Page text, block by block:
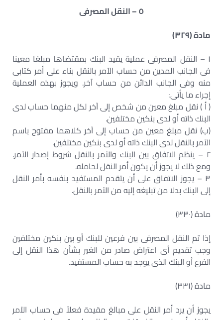
٥ – النقل المصرفى
مادة (٣٢٩)
١ – النقل المصرفى عملية يقيد البنك بمقتضاها مبلغا معينا
فى الجانب المدين من حساب الآمر بالنقل بناء على أمر كتابى
منه وفى الجانب الدائن من حساب آخر. ويجوز بهذه العملية
إجراء ما يأتى:
( أ ) نقل مبلغ معين من شخص إلى آخر لكل منهما حساب لدى
البنك ذاته أو لدى بنكين مختلفين.
(ب) نقل مبلغ معين من حساب إلى آخر كلاهما مفتوح باسم
الآمر بالنقل لدى البنك ذاته أو لدى بنكين مختلفين.
٢ – ينظم الاتفاق بين البنك والآمر بالنقل شروط إصدار الأمر.
ومع ذلك لا يجوز أن يكون أمر النقل لحامله.
٣ – يجوز الاتفاق على أن يتقدم المستفيد بنفسه بأمر النقل
إلى البنك بدلا من تبليغه إليه من الآمر بالنقل.
مادة (٣٣٠)
إذا تم النقل المصرفى بين فرعين للبنك أو بين بنكين مختلفين
وجب تقديم أى اعتراض صادر من الغير بشأن هذا النقل إلى
الفرع أو البنك الذى يوجد به حساب المستفيد.
مادة (٣٣١)
يجوز أن يرد أمر النقل على مبالغ مقيدة فعلاً فى حساب الآمر